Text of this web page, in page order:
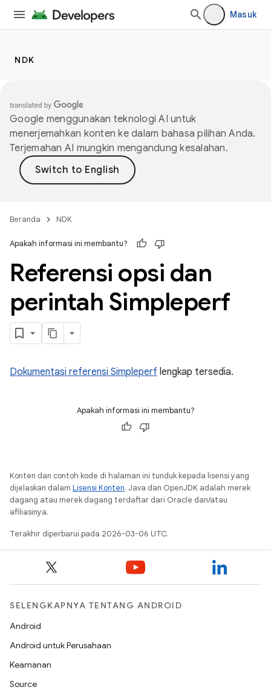
Masuk
NDK
Google menggunakan teknologi AI untuk
menerjemahkan konten ke dalam bahasa pilihan Anda.
Terjemahan AI mungkin mengandung kesalahan.
Beranda NDK
Apakah informasi ini membantu?
Referensi opsi dan
perintah Simpleperf
Dokumentasi referensi Simpleperf lengkap tersedia.
Apakah informasi ini membantu?
Konten dan contoh kode di halaman ini tunduk kepada lisensi yang
dijelaskan dalam Lisensi Konten. Java dan OpenJDK adalah merek
dagang atau merek dagang terdaftar dari Oracle dan/atau
afiliasinya.
Terakhir diperbarui pada 2026-03-06 UTC.
SELENGKAPNYA TENTANG ANDROID
Android
Android untuk Perusahaan
Keamanan
Source